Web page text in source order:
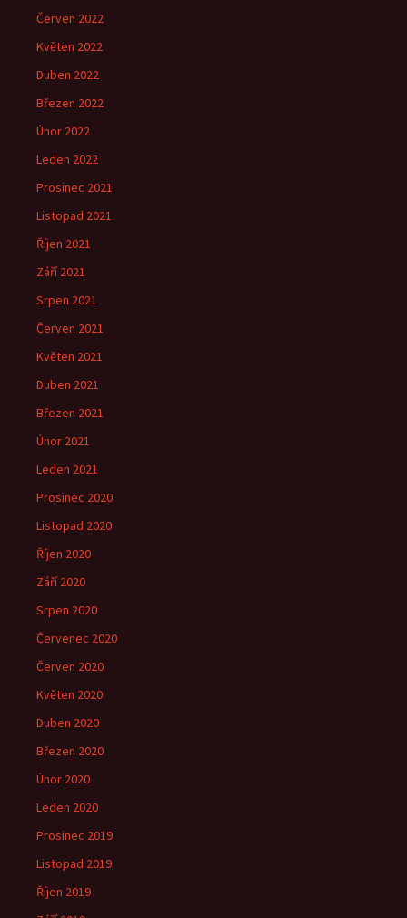
Červen 2022
Květen 2022
Duben 2022
Březen 2022
Únor 2022
Leden 2022
Prosinec 2021
Listopad 2021
Říjen 2021
Září 2021
Srpen 2021
Červen 2021
Květen 2021
Duben 2021
Březen 2021
Únor 2021
Leden 2021
Prosinec 2020
Listopad 2020
Říjen 2020
Září 2020
Srpen 2020
Červenec 2020
Červen 2020
Květen 2020
Duben 2020
Březen 2020
Únor 2020
Leden 2020
Prosinec 2019
Listopad 2019
Říjen 2019